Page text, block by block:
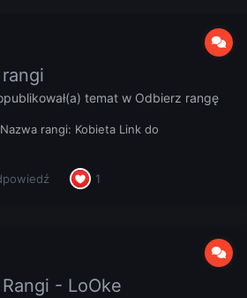
temat w Odbierz rangę
rangi: Kobieta Link do
1
- LoOke